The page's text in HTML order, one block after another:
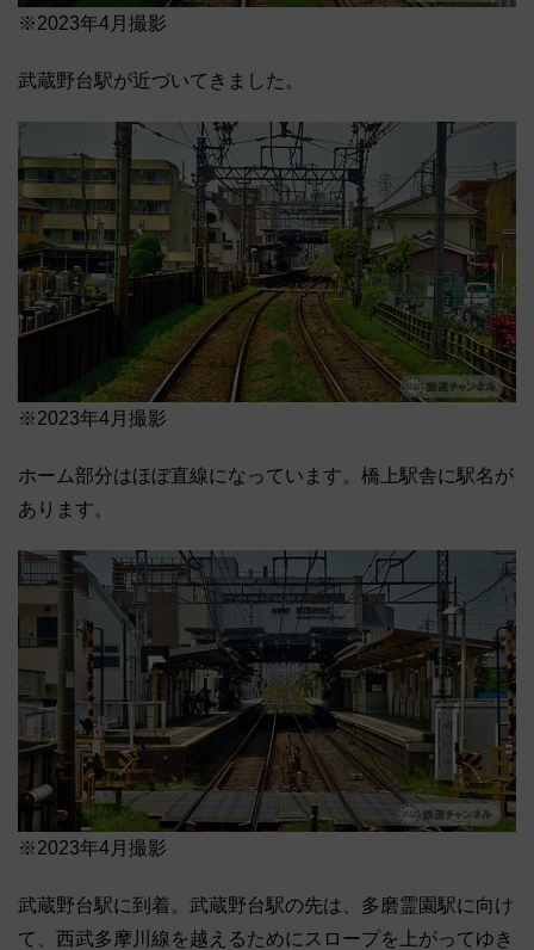
※2023年4月撮影
武蔵野台駅が近づいてきました。
※2023年4月撮影
ホーム部分はほぼ直線になっています。橋上駅舎に駅名が
あります。
※2023年4月撮影
武蔵野台駅に到着。武蔵野台駅の先は、多磨霊園駅に向け
て、西武多摩川線を越えるためにスロープを上がってゆき